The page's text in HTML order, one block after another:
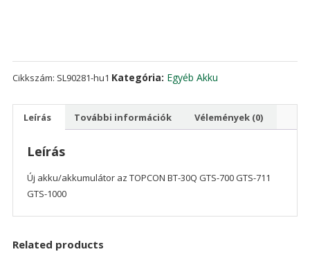
GTS-
1000
mennyiség
Cikkszám: SL90281-hu1 Kategória: Egyéb Akku
Leírás További információk Vélemények (0)
Leírás
Új akku/akkumulátor az TOPCON BT-30Q GTS-700 GTS-711
GTS-1000
Related products